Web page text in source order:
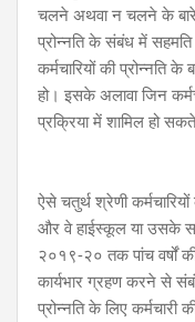
चलने अथवा न चलने के बारे
प्रोन्नति के संबंध में सहमति
कर्मचारियों की प्रोन्नति के
हो। इसके अलावा जिन
प्रक्रिया में शामिल हो
ऐसे चतुर्थ श्रेणी
और वे हाईस्कूल या उसके
२०१९-२० तक पांच वर्षों
कार्यभार ग्रहण करने से
प्रोन्नति के लिए